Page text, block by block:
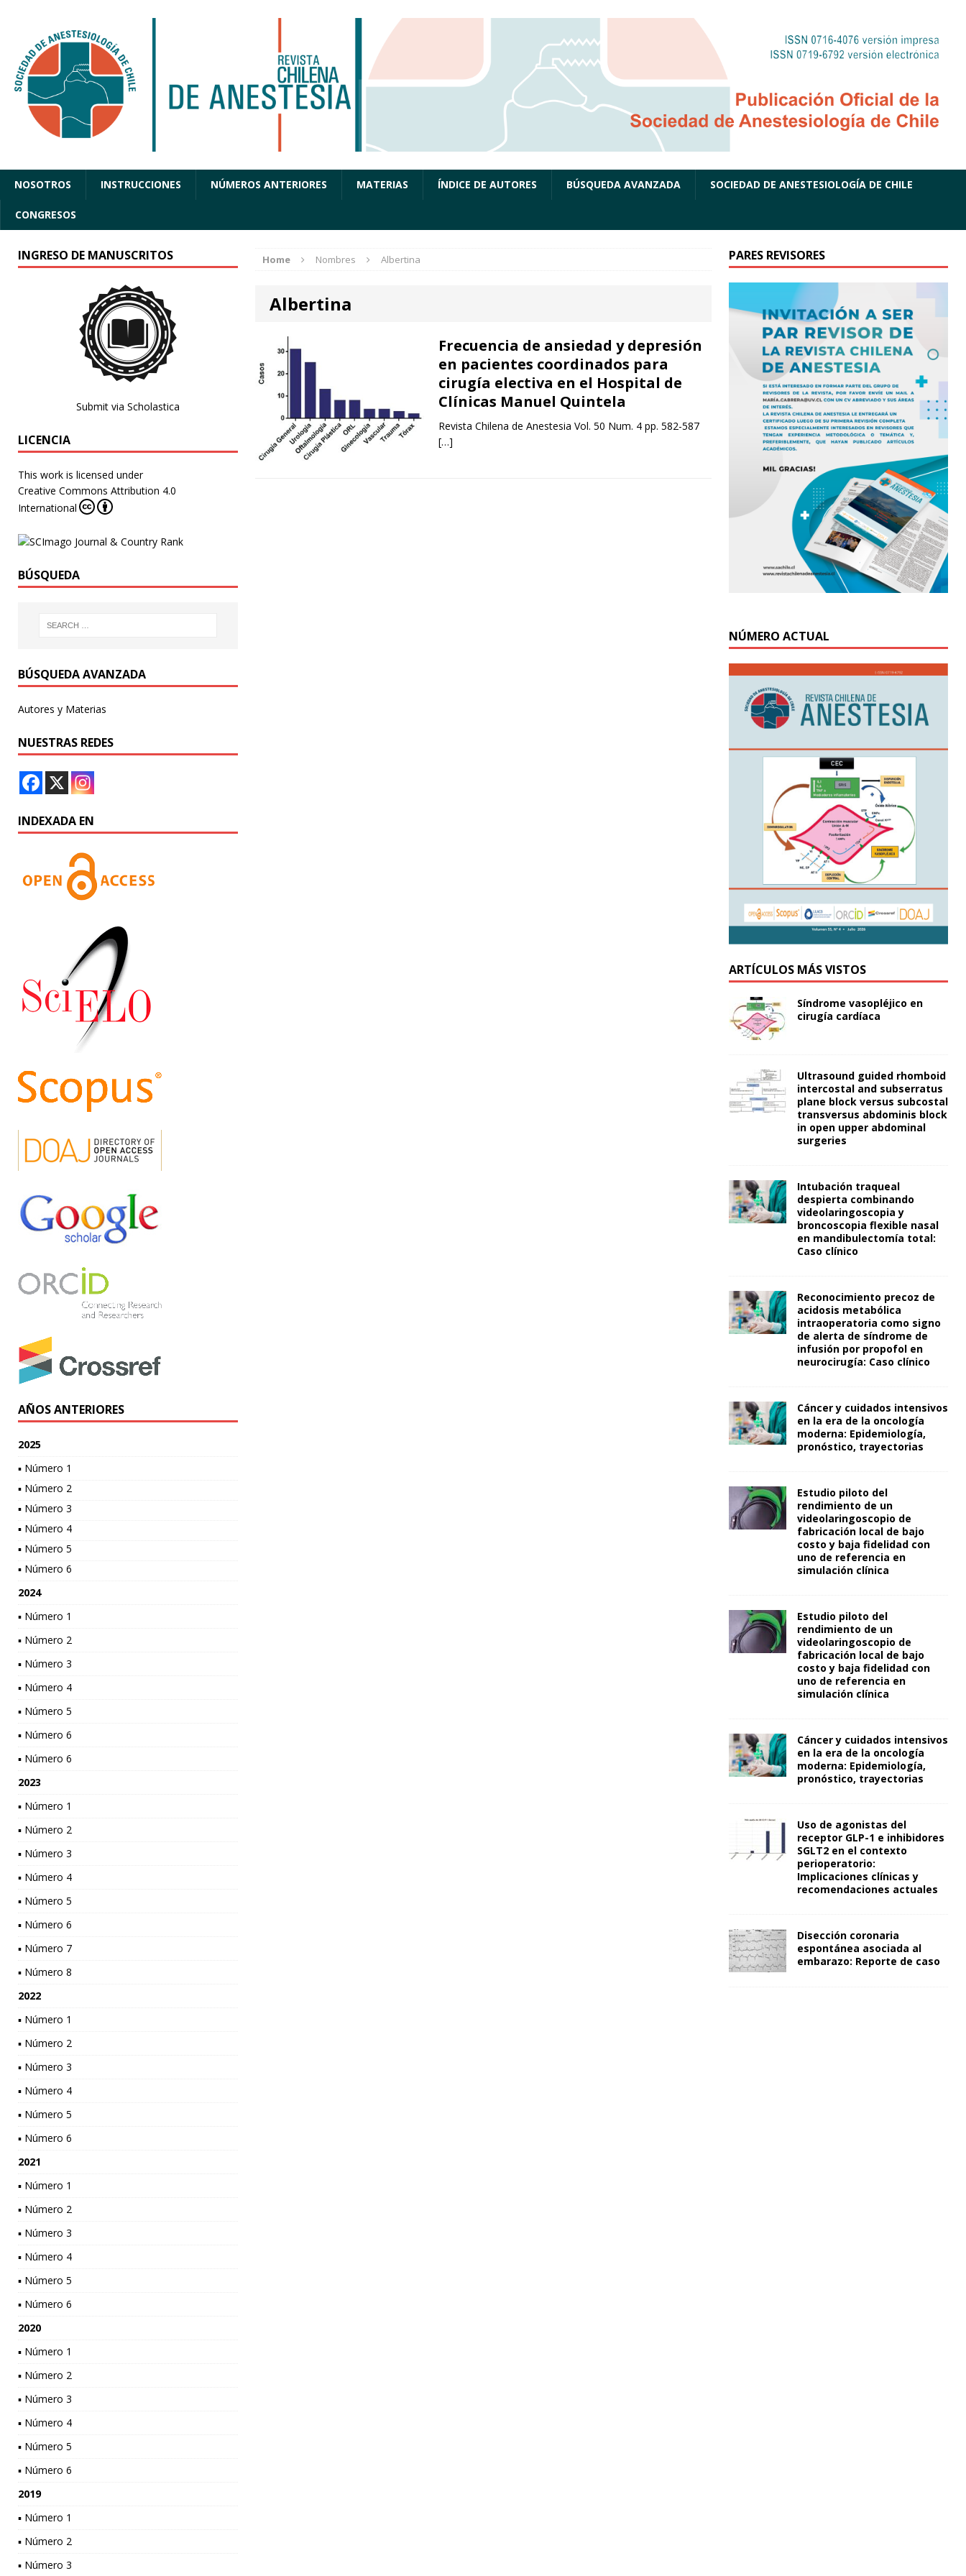
NOSOTROS INSTRUCCIONES NÚMEROS ANTERIORES MATERIAS ÍNDICE DE AUTORES BÚSQUEDA AVANZADA SOCIEDAD DE ANESTESIOLOGÍA DE CHILE
CONGRESOS
Home Nombres Albertina
Albertina
Frecuencia de ansiedad y depresión
en pacientes coordinados para
cirugía electiva en el Hospital de
Clínicas Manuel Quintela
Revista Chilena de Anestesia Vol. 50 Num. 4 pp. 582-587
[…]
INGRESO DE MANUSCRITOS
Submit via Scholastica
LICENCIA
This work is licensed under
Creative Commons Attribution 4.0
International
BÚSQUEDA
BÚSQUEDA AVANZADA
Autores y Materias
NUESTRAS REDES
INDEXADA EN
AÑOS ANTERIORES
2025
▪ Número 1
▪ Número 2
▪ Número 3
▪ Número 4
▪ Número 5
▪ Número 6
2024
▪ Número 1
▪ Número 2
▪ Número 3
▪ Número 4
▪ Número 5
▪ Número 6
▪ Número 6
2023
▪ Número 1
▪ Número 2
▪ Número 3
▪ Número 4
▪ Número 5
▪ Número 6
▪ Número 7
▪ Número 8
2022
▪ Número 1
▪ Número 2
▪ Número 3
▪ Número 4
▪ Número 5
▪ Número 6
2021
▪ Número 1
▪ Número 2
▪ Número 3
▪ Número 4
▪ Número 5
▪ Número 6
2020
▪ Número 1
▪ Número 2
▪ Número 3
▪ Número 4
▪ Número 5
▪ Número 6
2019
▪ Número 1
▪ Número 2
▪ Número 3
PARES REVISORES
NÚMERO ACTUAL
ARTÍCULOS MÁS VISTOS
Síndrome vasopléjico en
cirugía cardíaca
Ultrasound guided rhomboid
intercostal and subserratus
plane block versus subcostal
transversus abdominis block
in open upper abdominal
surgeries
Intubación traqueal
despierta combinando
videolaringoscopia y
broncoscopia flexible nasal
en mandibulectomía total:
Caso clínico
Reconocimiento precoz de
acidosis metabólica
intraoperatoria como signo
de alerta de síndrome de
infusión por propofol en
neurocirugía: Caso clínico
Cáncer y cuidados intensivos
en la era de la oncología
moderna: Epidemiología,
pronóstico, trayectorias
Estudio piloto del
rendimiento de un
videolaringoscopio de
fabricación local de bajo
costo y baja fidelidad con
uno de referencia en
simulación clínica
Estudio piloto del
rendimiento de un
videolaringoscopio de
fabricación local de bajo
costo y baja fidelidad con
uno de referencia en
simulación clínica
Cáncer y cuidados intensivos
en la era de la oncología
moderna: Epidemiología,
pronóstico, trayectorias
Uso de agonistas del
receptor GLP-1 e inhibidores
SGLT2 en el contexto
perioperatorio:
Implicaciones clínicas y
recomendaciones actuales
Disección coronaria
espontánea asociada al
embarazo: Reporte de caso